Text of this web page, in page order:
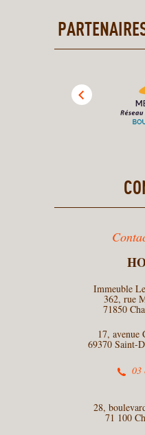
Immeuble
362, rue
71850
17, avenue
69370 Saint-
03
28,
71 100